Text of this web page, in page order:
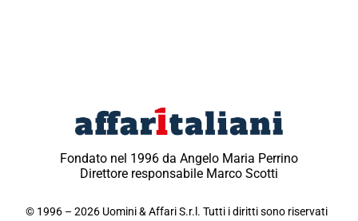
Fondato nel 1996 da Angelo Maria Perrino
Direttore responsabile Marco Scotti
© 1996 – 2026 Uomini & Affari S.r.l. Tutti i diritti sono riservati